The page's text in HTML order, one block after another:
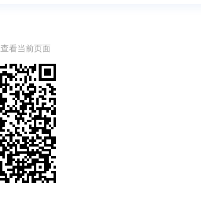
看当前页面